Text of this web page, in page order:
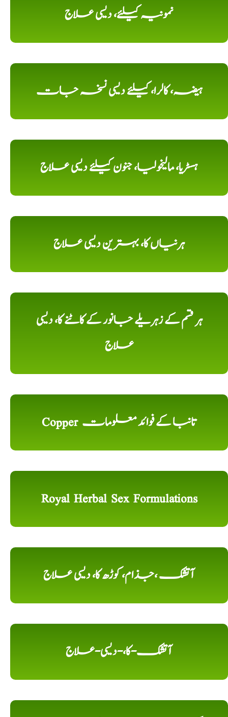
نمونیہ کیلئے، دیسی علاج
ہیضہ، کالرا، کیلئے دیسی نسخہ جات
ہسٹریا، مالیخولیا، جنون کیلئے دیسی علاج
ہرنیاں کا، بہترین دیسی علاج
ہر قسم کے زہریلے جانور کے کاٹنے کا، دیسی
علاج
Copper تانبا کے فوائد معلومات
Royal Herbal Sex Formulations
آتشک ،جذام، کوڑھ کا، دیسی علاج
آتشک-کا،-دیسی-علاج